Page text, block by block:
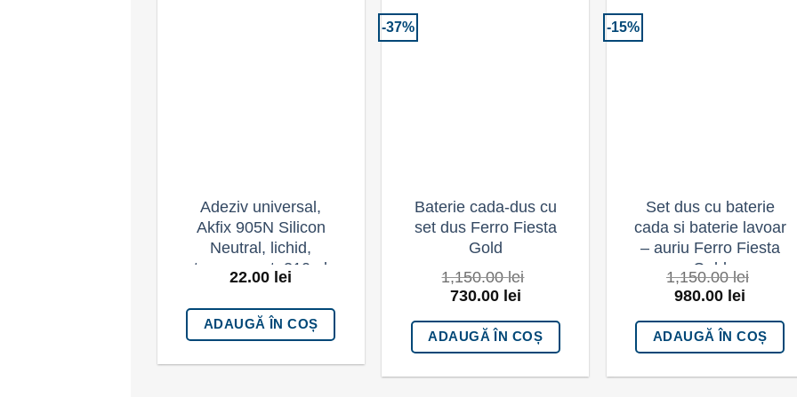
Adeziv universal,
Akfix 905N Silicon
Neutral, lichid,
transparent, 310ml
22.00 lei
ADAUGĂ ÎN COȘ
-37%
Baterie cada-dus cu
set dus Ferro Fiesta
Gold
1,150.00lei
730.00 lei
ADAUGĂ ÎN COȘ
-15%
Set dus cu baterie
cada si baterie lavoar
– auriu Ferro Fiesta
Gold
1,150.00lei
980.00 lei
ADAUGĂ ÎN COȘ